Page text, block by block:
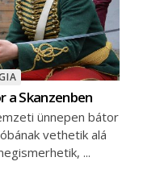
a Skanzenben
ünnepen bátor
vethetik alá